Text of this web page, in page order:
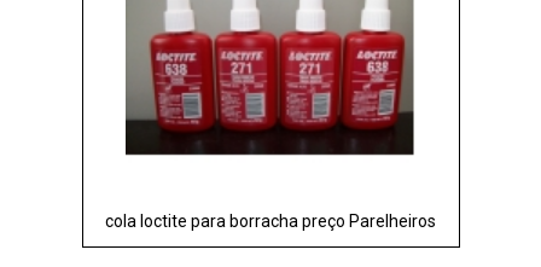
cola loctite para borracha preço Parelheiros